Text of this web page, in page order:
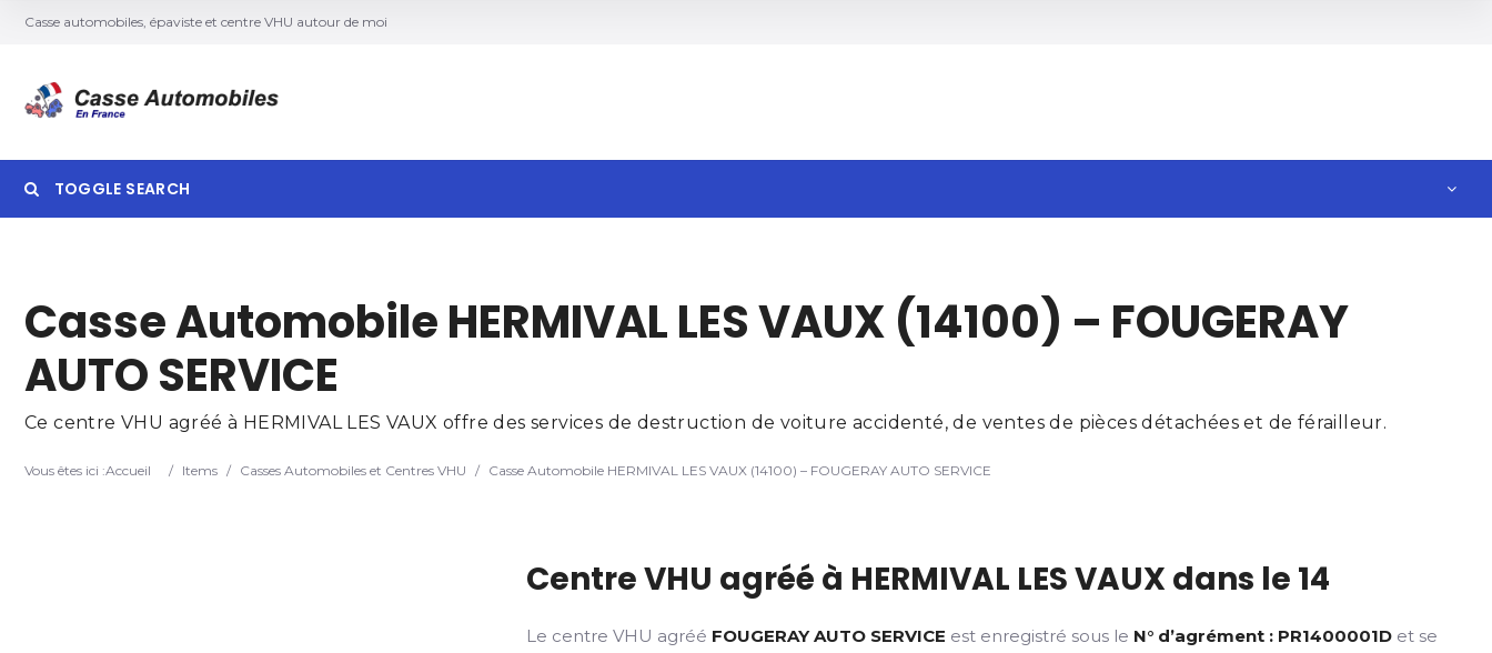
Casse automobiles, épaviste et centre VHU autour de moi
TOGGLE SEARCH
Search
Casse Automobile HERMIVAL LES VAUX (14100) – FOUGERAY
AUTO SERVICE
Ce centre VHU agréé à HERMIVAL LES VAUX offre des services de destruction de voiture accidenté, de ventes de pièces détachées et de férailleur.
Vous êtes ici :Accueil / Items / Casses Automobiles et Centres VHU / Casse Automobile HERMIVAL LES VAUX (14100) – FOUGERAY AUTO SERVICE
Centre VHU agréé à HERMIVAL LES VAUX dans le 14
Le centre VHU agréé FOUGERAY AUTO SERVICE est enregistré sous le N° d’agrément : PR1400001D et se